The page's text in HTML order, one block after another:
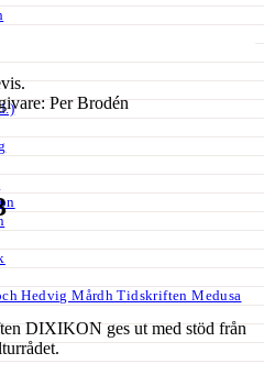
Hedvig Mårdh Tidskriften Medusa
Per Brodén
DIXIKON ges ut med stöd från